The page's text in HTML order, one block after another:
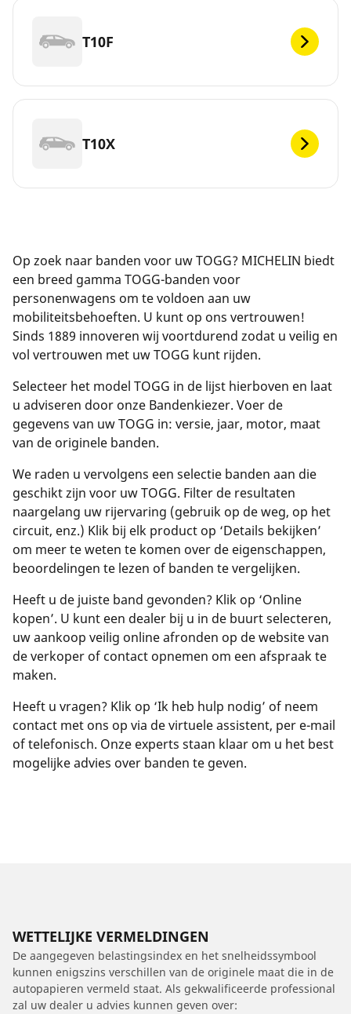
T10F
T10X
Op zoek naar banden voor uw TOGG? MICHELIN biedt
een breed gamma TOGG-banden voor
personenwagens om te voldoen aan uw
mobiliteitsbehoeften. U kunt op ons vertrouwen!
Sinds 1889 innoveren wij voortdurend zodat u veilig en
vol vertrouwen met uw TOGG kunt rijden.
Selecteer het model TOGG in de lijst hierboven en laat
u adviseren door onze Bandenkiezer. Voer de
gegevens van uw TOGG in: versie, jaar, motor, maat
van de originele banden.
We raden u vervolgens een selectie banden aan die
geschikt zijn voor uw TOGG. Filter de resultaten
naargelang uw rijervaring (gebruik op de weg, op het
circuit, enz.) Klik bij elk product op ‘Details bekijken’
om meer te weten te komen over de eigenschappen,
beoordelingen te lezen of banden te vergelijken.
Heeft u de juiste band gevonden? Klik op ‘Online
kopen’. U kunt een dealer bij u in de buurt selecteren,
uw aankoop veilig online afronden op de website van
de verkoper of contact opnemen om een afspraak te
maken.
Heeft u vragen? Klik op ‘Ik heb hulp nodig’ of neem
contact met ons op via de virtuele assistent, per e-mail
of telefonisch. Onze experts staan klaar om u het best
mogelijke advies over banden te geven.
WETTELIJKE VERMELDINGEN
De aangegeven belastingsindex en het snelheidssymbool
kunnen enigszins verschillen van de originele maat die in de
autopapieren vermeld staat. Als gekwalificeerde professional
zal uw dealer u advies kunnen geven over: